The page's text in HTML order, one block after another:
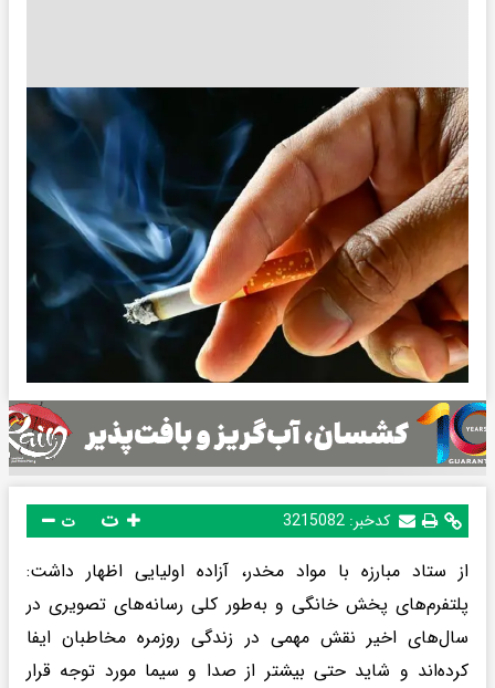
کدخبر: 3215082 ت
از ستاد مبارزه با مواد مخدر، آزاده اولیایی اظهار داشت:
پلتفرم‌های پخش خانگی و به‌طور کلی رسانه‌های تصویری در
سال‌های اخیر نقش مهمی در زندگی روزمره مخاطبان ایفا
کرده‌اند و شاید حتی بیشتر از صدا و سیما مورد توجه قرار